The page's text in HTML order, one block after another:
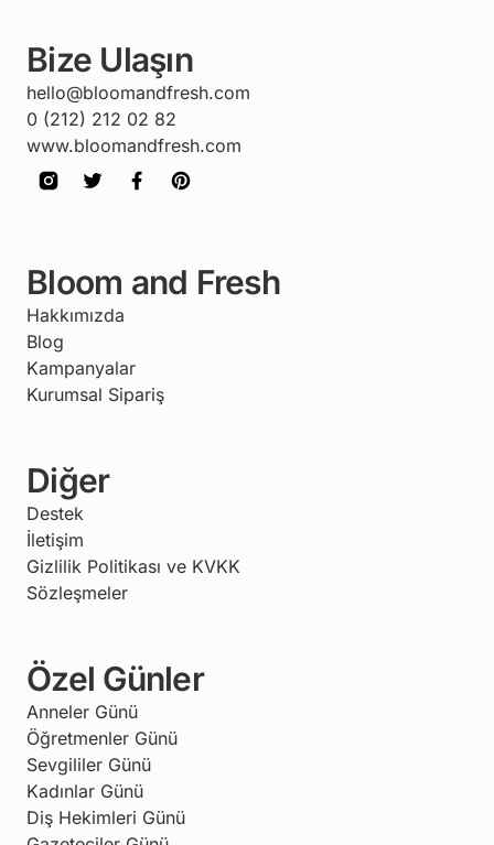
Bize Ulaşın
hello@bloomandfresh.com
0 (212) 212 02 82
www.bloomandfresh.com
Bloom and Fresh
Hakkımızda
Blog
Kampanyalar
Kurumsal Sipariş
Diğer
Destek
İletişim
Gizlilik Politikası ve KVKK
Sözleşmeler
Özel Günler
Anneler Günü
Öğretmenler Günü
Sevgililer Günü
Kadınlar Günü
Diş Hekimleri Günü